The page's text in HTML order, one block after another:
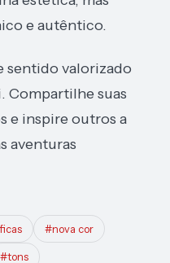
e autêntico.
sentido valorizado
Compartilhe suas
e inspire outros a
aventuras
#nova cor
#tons